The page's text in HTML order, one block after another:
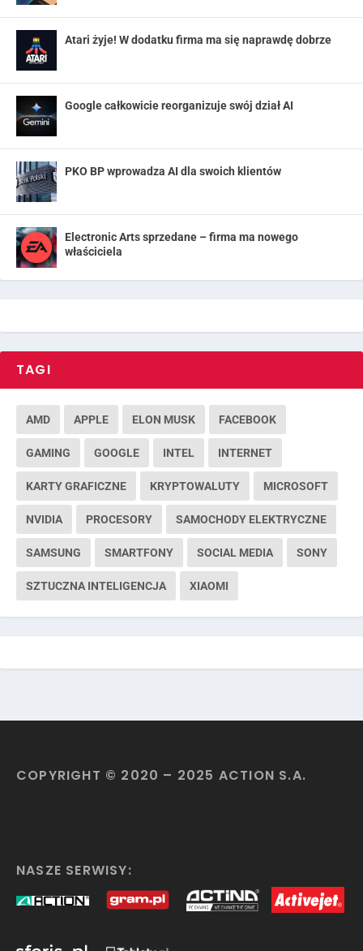
Atari żyje! W dodatku firma ma się naprawdę dobrze
Google całkowicie reorganizuje swój dział AI
PKO BP wprowadza AI dla swoich klientów
Electronic Arts sprzedane – firma ma nowego
właściciela
TAGI
AMD APPLE ELON MUSK FACEBOOK
GAMING GOOGLE INTEL INTERNET
KARTY GRAFICZNE KRYPTOWALUTY MICROSOFT
NVIDIA PROCESORY SAMOCHODY ELEKTRYCZNE
SAMSUNG SMARTFONY SOCIAL MEDIA SONY
SZTUCZNA INTELIGENCJA XIAOMI
COPYRIGHT © 2020 – 2025 ACTION S.A.
NASZE SERWISY: